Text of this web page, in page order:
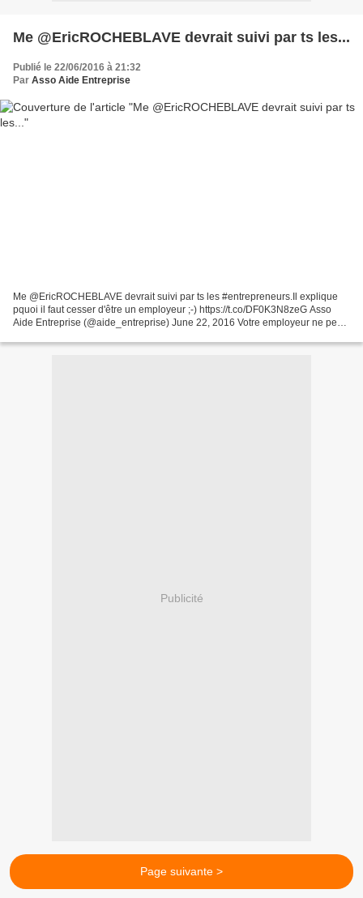
Me @EricROCHEBLAVE devrait suivi par ts les...
Publié le 22/06/2016 à 21:32
Par Asso Aide Entreprise
Me @EricROCHEBLAVE devrait suivi par ts les #entrepreneurs.Il explique
pquoi il faut cesser d'être un employeur ;-) https://t.co/DF0K3N8zeG Asso
Aide Entreprise (@aide_entreprise) June 22, 2016 Votre employeur ne peut
Publicité
Page suivante >